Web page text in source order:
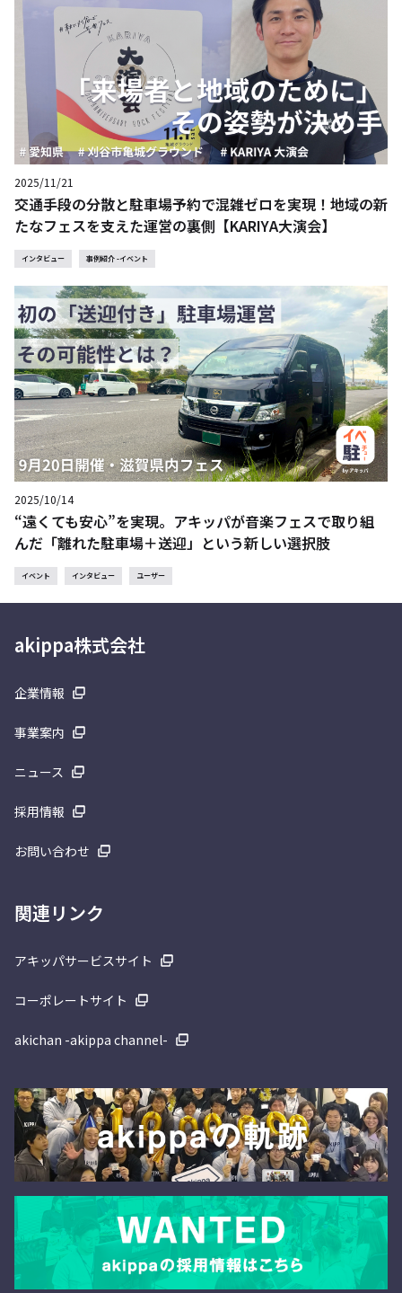
2025/11/21
交通手段の分散と駐車場予約で混雑ゼロを実現！地域の新
たなフェスを支えた運営の裏側【KARIYA大演会】
インタビュー 事例紹介 -イベント
2025/10/14
“遠くても安心”を実現。アキッパが音楽フェスで取り組
んだ「離れた駐車場＋送迎」という新しい選択肢
イベント インタビュー ユーザー
akippa株式会社
企業情報
事業案内
ニュース
採用情報
お問い合わせ
関連リンク
アキッパサービスサイト
コーポレートサイト
akichan -akippa channel-